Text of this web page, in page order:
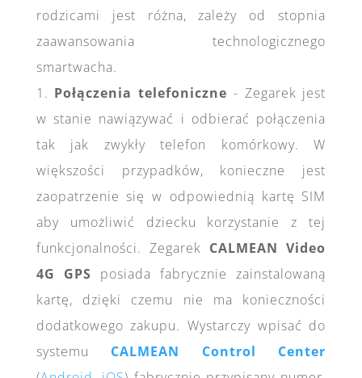
rodzicami jest różna, zależy od stopnia
zaawansowania technologicznego
smartwacha.
1. Połączenia telefoniczne - Zegarek jest
w stanie nawiązywać i odbierać połączenia
tak jak zwykły telefon komórkowy. W
większości przypadków, konieczne jest
zaopatrzenie się w odpowiednią kartę SIM
aby umożliwić dziecku korzystanie z tej
funkcjonalności. Zegarek CALMEAN Video
4G GPS posiada fabrycznie zainstalowaną
kartę, dzięki czemu nie ma konieczności
dodatkowego zakupu. Wystarczy wpisać do
systemu CALMEAN Control Center